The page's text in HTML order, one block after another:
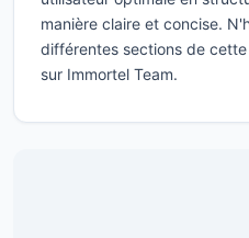
manière claire et concise.
différentes sections de
sur Immortel Team.